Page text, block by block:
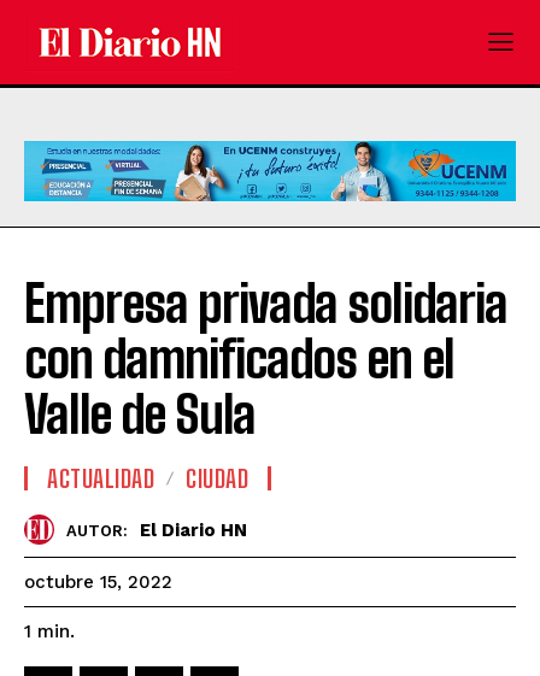
Empresa privada solidaria
con damnificados en el
Valle de Sula
ACTUALIDAD CIUDAD
AUTOR: El Diario HN
octubre 15, 2022
1 min.